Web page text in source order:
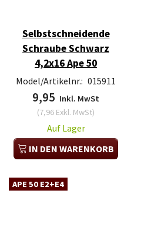
Selbstschneidende
Schraube Schwarz
4,2x16 Ape 50
Model/Artikelnr.: 015911
9,95 Inkl. MwSt
(7,96 Exkl. MwSt)
Auf Lager
IN DEN WARENKORB
APE 50 E2+E4